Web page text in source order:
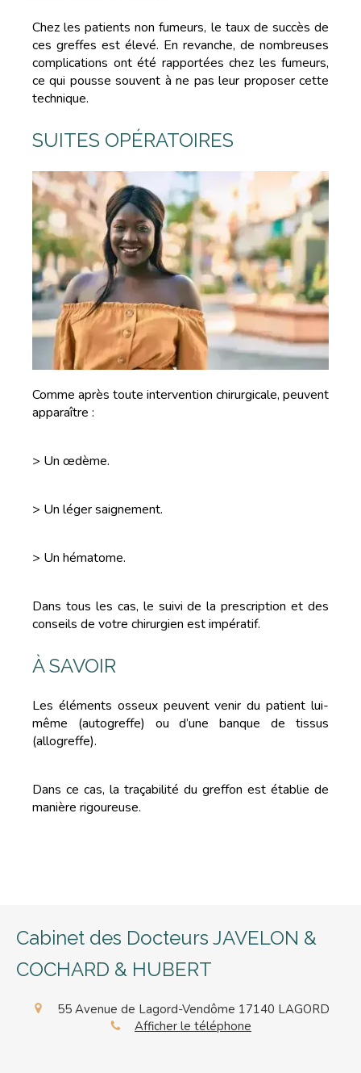
Chez les patients non fumeurs, le taux de succès de
ces greffes est élevé. En revanche, de nombreuses
complications ont été rapportées chez les fumeurs,
ce qui pousse souvent à ne pas leur proposer cette
technique.
SUITES OPÉRATOIRES
Comme après toute intervention chirurgicale, peuvent
apparaître :
> Un œdème.
> Un léger saignement.
> Un hématome.
Dans tous les cas, le suivi de la prescription et des
conseils de votre chirurgien est impératif.
À SAVOIR
Les éléments osseux peuvent venir du patient lui-
même (autogreffe) ou d’une banque de tissus
(allogreffe).
Dans ce cas, la traçabilité du greffon est établie de
manière rigoureuse.
Cabinet des Docteurs JAVELON &
COCHARD & HUBERT
55 Avenue de Lagord-Vendôme 17140 LAGORD
Afficher le téléphone